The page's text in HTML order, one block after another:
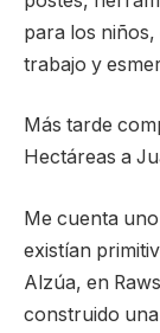
para los
trabajo y
Más tarde
Hectáreas a
Me cuenta
existían
Alzúa, en
construido